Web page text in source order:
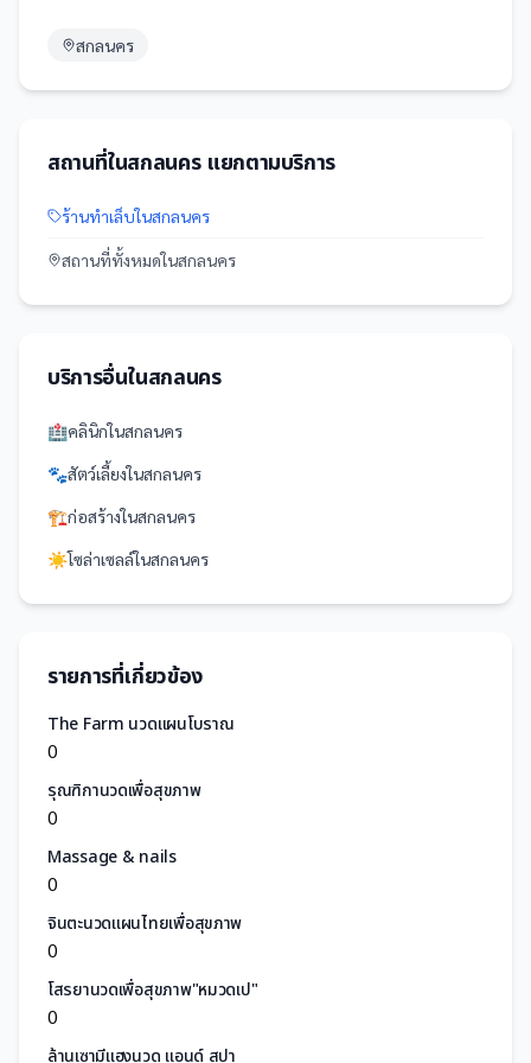
สกลนคร
สถานที่ในสกลนครแยกตามบริการ
ร้านทำเล็บในสกลนคร
สถานที่ทั้งหมดในสกลนคร
บริการอื่นในสกลนคร
🏥คลินิกในสกลนคร
🐾สัตว์เลี้ยงในสกลนคร
🏗️ก่อสร้างในสกลนคร
☀️โซล่าเซลล์ในสกลนคร
รายการที่เกี่ยวข้อง
The Farm นวดแผนโบราณ
0
รุณฑิกานวดเพื่อสุขภาพ
0
Massage & nails
0
จินตะนวดแผนไทยเพื่อสุขภาพ
0
โสรยานวดเพื่อสุขภาพ"หมวดเป"
0
ล้านเซามีแฮงนวด แอนด์ สปา